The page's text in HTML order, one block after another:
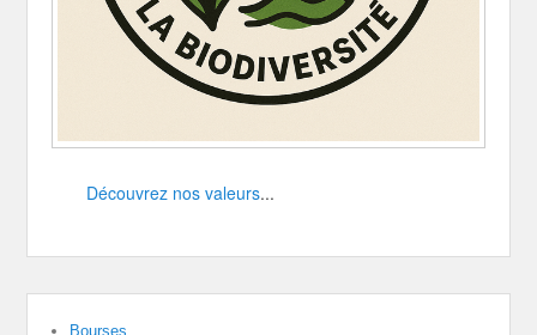
Découvrez nos valeurs...
Bourses